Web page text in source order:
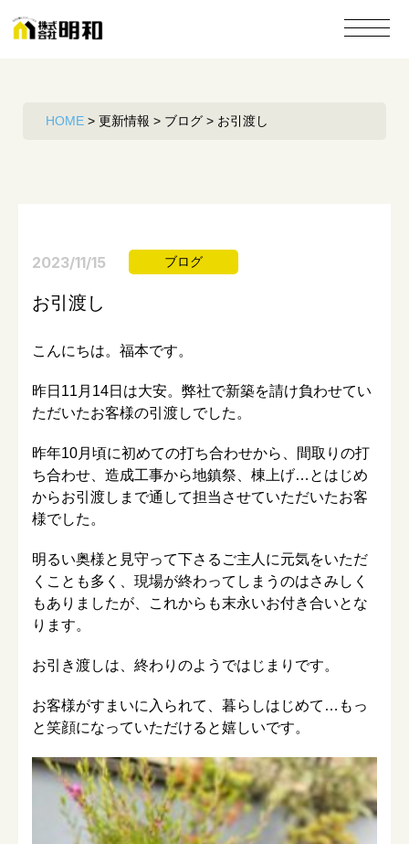
HOME > 更新情報 > ブログ > お引渡し
2023/11/15 ブログ
お引渡し
こんにちは。福本です。
昨日11月14日は大安。弊社で新築を請け負わせてい
ただいたお客様の引渡しでした。
昨年10月頃に初めての打ち合わせから、間取りの打
ち合わせ、造成工事から地鎮祭、棟上げ…とはじめ
からお引渡しまで通して担当させていただいたお客
様でした。
明るい奥様と見守って下さるご主人に元気をいただ
くことも多く、現場が終わってしまうのはさみしく
もありましたが、これからも末永いお付き合いとな
ります。
お引き渡しは、終わりのようではじまりです。
お客様がすまいに入られて、暮らしはじめて…もっ
と笑顔になっていただけると嬉しいです。